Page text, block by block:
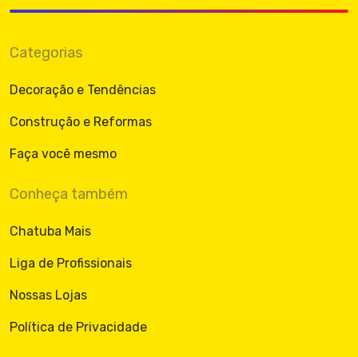
Categorias
Decoração e Tendências
Construção e Reformas
Faça você mesmo
Conheça também
Chatuba Mais
Liga de Profissionais
Nossas Lojas
Política de Privacidade